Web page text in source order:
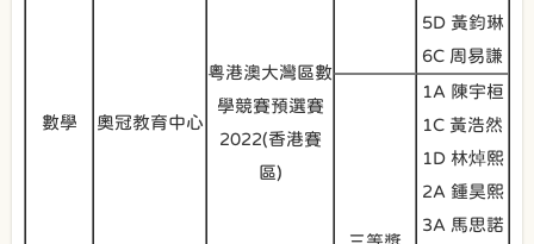
數學 奧冠教育中心
粵港澳大灣區數
學競賽預選賽
2022(香港賽
區)
5D 黃鈞琳
6C 周易謙
1A 陳宇桓
1C 黃浩然
1D 林焯熙
2A 鍾昊熙
3A 馬思諾